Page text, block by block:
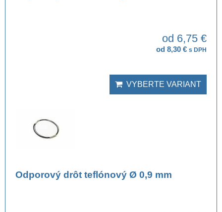
od 6,75 €
od 8,30 € s DPH
VYBERTE VARIANT
Odporový drôt teflónový Ø 0,9 mm